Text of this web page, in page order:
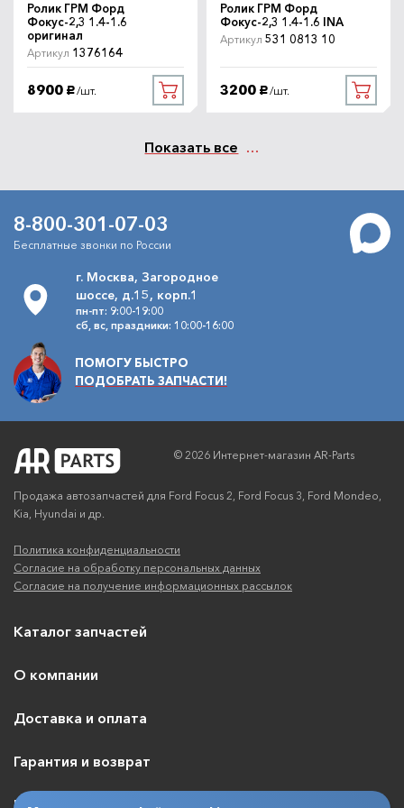
Ролик ГРМ Форд
Фокус-2,3 1.4-1.6
оригинал
Артикул 1376164
8900 руб. /шт.
Ролик ГРМ Форд
Фокус-2,3 1.4-1.6 INA
Артикул 531 0813 10
3200 руб. /шт.
Показать все
8-800-301-07-03
Бесплатные звонки по России
г. Москва, Загородное
шоссе, д.15, корп.1
пн-пт: 9:00-19:00
сб, вс, праздники: 10:00-16:00
ПОМОГУ БЫСТРО
ПОДОБРАТЬ ЗАПЧАСТИ!
© 2026 Интернет-магазин AR-Parts
Продажа автозапчастей для Ford Focus 2, Ford Focus 3, Ford Mondeo,
Kia, Hyundai и др.
Политика конфиденциальности
Согласие на обработку персональных данных
Согласие на получение информационных рассылок
Каталог запчастей
О компании
Доставка и оплата
Гарантия и возврат
Контакты